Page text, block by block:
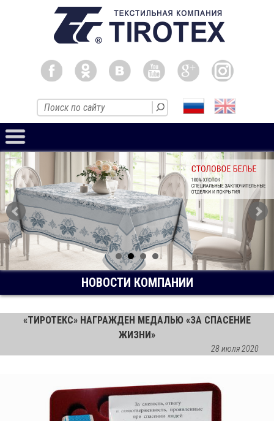
НОВОСТИ КОМПАНИИ
«ТИРОТЕКС» НАГРАЖДЕН МЕДАЛЬЮ «ЗА СПАСЕНИЕ
ЖИЗНИ»
28 июля 2020